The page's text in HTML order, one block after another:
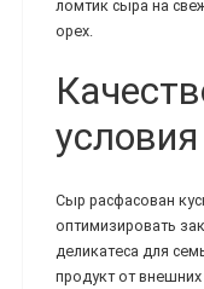
ломтик сыра на
орех.
Сыр расфасован
оптимизировать
деликатеса для
продукт от